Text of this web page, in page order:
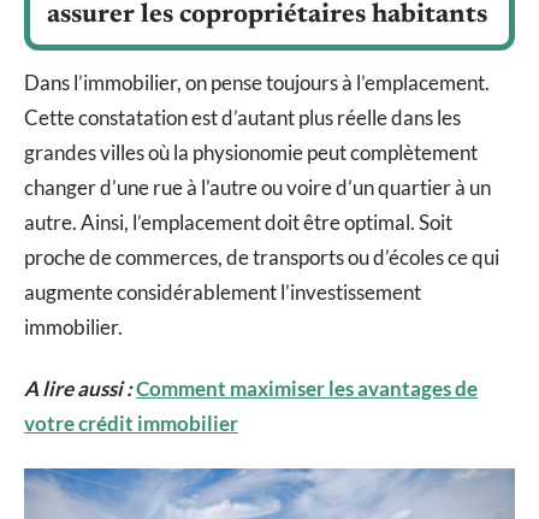
assurer les copropriétaires habitants
Dans l’immobilier, on pense toujours à l’emplacement.
Cette constatation est d’autant plus réelle dans les
grandes villes où la physionomie peut complètement
changer d’une rue à l’autre ou voire d’un quartier à un
autre. Ainsi, l’emplacement doit être optimal. Soit
proche de commerces, de transports ou d’écoles ce qui
augmente considérablement l’investissement
immobilier.
A lire aussi :Comment maximiser les avantages de
votre crédit immobilier